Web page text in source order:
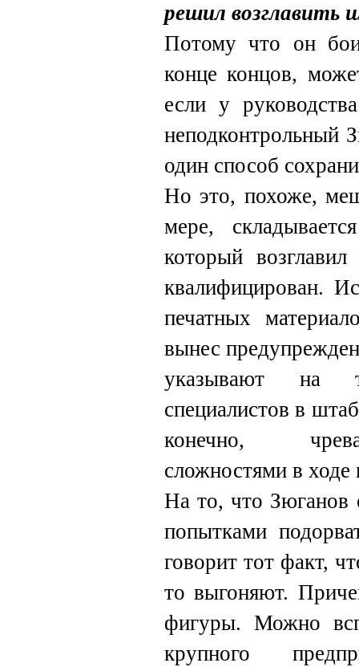
решил возглавить
Потому что он
конце концов,
если у
неподконтрольный
один способ
Но это, похоже,
мере,
который
квалифицирован.
печатных
вынес
указывают на
специалистов в
конечно,
сложностями в ходе
На то, что Зюганов
попытками
говорит тот факт,
то выгоняют.
фигуры. Можно
крупного